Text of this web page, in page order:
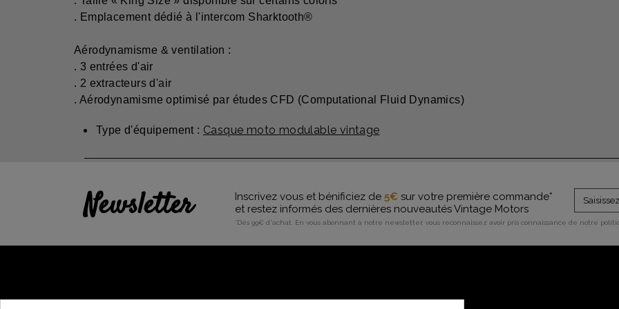
. Emplacement dédié à l'intercom Sharktooth®
Aérodynamisme & ventilation :
. 3 entrées d'air
. 2 extracteurs d'air
. Aérodynamisme optimisé par études CFD (Computational Fluid Dynamics)
Type d'équipement : Casque moto modulable vintage
Newsletter Inscrivez vous et bénificiez de 5€ sur votre première commande*
et restez informés des dernières nouveautés Vintage Motors
*Dès 99€ d'achat. En vous abonnant à notre newsletter, vous reconnaissez avoir pris connaissance de notre